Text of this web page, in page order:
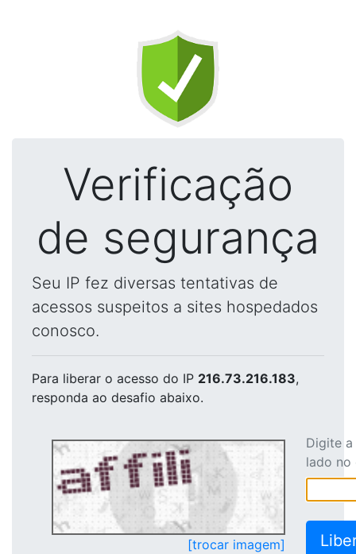
Verificação
de segurança
Seu IP fez diversas tentativas de
acessos suspeitos a sites hospedados
conosco.
Para liberar o acesso do IP 216.73.216.183,
responda ao desafio abaixo.
[trocar imagem]
Digite
lado no